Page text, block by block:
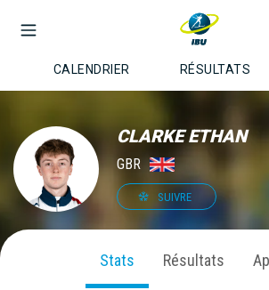
CALENDRIER RÉSULTATS
CLARKE ETHAN
GBR
SUIVRE
Stats Résultats